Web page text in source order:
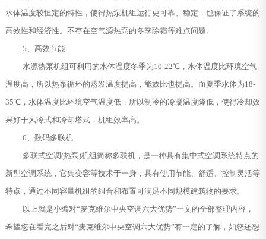
水体温度较恒定的特性，使得热泵机组运行更可靠、稳定，也保证了系统的
高效性和经济性。不存在空气源热泵的冬季除霜等难点问题。
5、高效节能
水源热泵机组可利用的水体温度冬季为10-22℃，水体温度比环境空气
温度高，所以热泵循环的蒸发温度提高，能效比也提高。而夏季水体为18-
35℃，水体温度比环境空气温度低，所以制冷的冷凝温度降低，使得冷却效
果好于风冷式和冷却塔式，机组效率高。
6、数码多联机
多联式空调(热泵)机组简称多联机，是一种具有集中式空调系统特点的
新型空调系统，它集变容等技术于一身，具有使用节能、舒适、控制灵活等
特点，通过不同容量机组的组合和布置可满足不同规模建筑物的要求。
以上就是小编对“麦克维尔中央空调六大优势”一文的全部整理内容，
希望您在看完之后对“麦克维尔中央空调六大优势”有一定的了解，如您还想